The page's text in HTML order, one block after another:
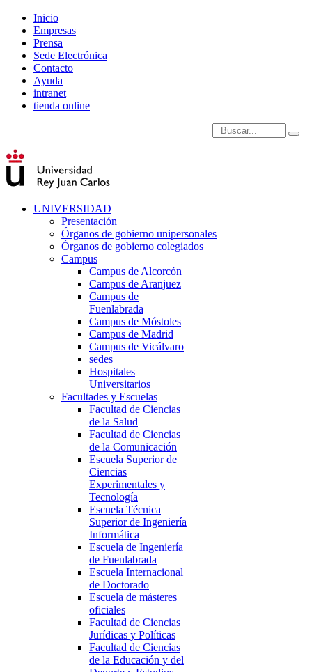
Inicio
Empresas
Prensa
Sede Electrónica
Contacto
Ayuda
intranet
tienda online
Introduce términos de
UNIVERSIDAD
Presentación
Órganos de gobierno unipersonales
Órganos de gobierno colegiados
Campus
Campus de Alcorcón
Campus de Aranjuez
Campus de
Fuenlabrada
Campus de Móstoles
Campus de Madrid
Campus de Vicálvaro
sedes
Hospitales
Universitarios
Facultades y Escuelas
Facultad de Ciencias
de la Salud
Facultad de Ciencias
de la Comunicación
Escuela Superior de
Ciencias
Experimentales y
Tecnología
Escuela Técnica
Superior de Ingeniería
Informática
Escuela de Ingeniería
de Fuenlabrada
Escuela Internacional
de Doctorado
Escuela de másteres
oficiales
Facultad de Ciencias
Jurídicas y Políticas
Facultad de Ciencias
de la Educación y del